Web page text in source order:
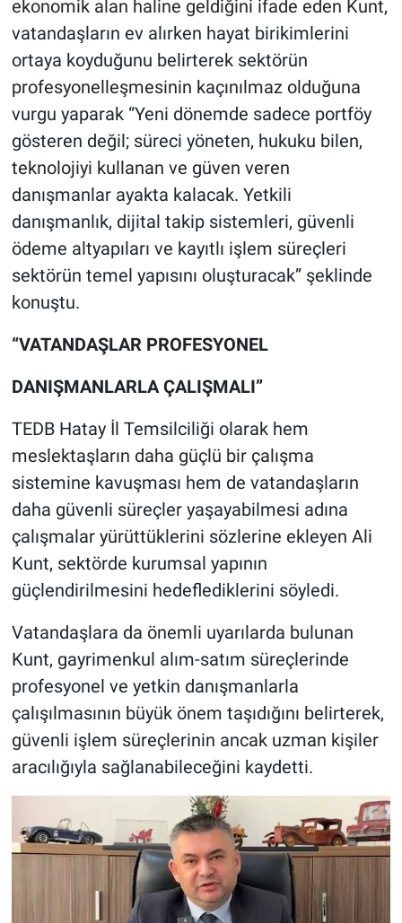
ekonomik alan haline geldiğini ifade eden Kunt,
vatandaşların ev alırken hayat birikimlerini
ortaya koyduğunu belirterek sektörün
profesyonelleşmesinin kaçınılmaz olduğuna
vurgu yaparak “Yeni dönemde sadece portföy
gösteren değil; süreci yöneten, hukuku bilen,
teknolojiyi kullanan ve güven veren
danışmanlar ayakta kalacak. Yetkili
danışmanlık, dijital takip sistemleri, güvenli
ödeme altyapıları ve kayıtlı işlem süreçleri
sektörün temel yapısını oluşturacak” şeklinde
konuştu.
“VATANDAŞLAR PROFESYONEL
DANIŞMANLARLA ÇALIŞMALI”
TEDB Hatay İl Temsilciliği olarak hem
meslektaşların daha güçlü bir çalışma
sistemine kavuşması hem de vatandaşların
daha güvenli süreçler yaşayabilmesi adına
çalışmalar yürüttüklerini sözlerine ekleyen Ali
Kunt, sektörde kurumsal yapının
güçlendirilmesini hedeflediklerini söyledi.
Vatandaşlara da önemli uyarılarda bulunan
Kunt, gayrimenkul alım-satım süreçlerinde
profesyonel ve yetkin danışmanlarla
çalışılmasının büyük önem taşıdığını belirterek,
güvenli işlem süreçlerinin ancak uzman kişiler
aracılığıyla sağlanabileceğini kaydetti.